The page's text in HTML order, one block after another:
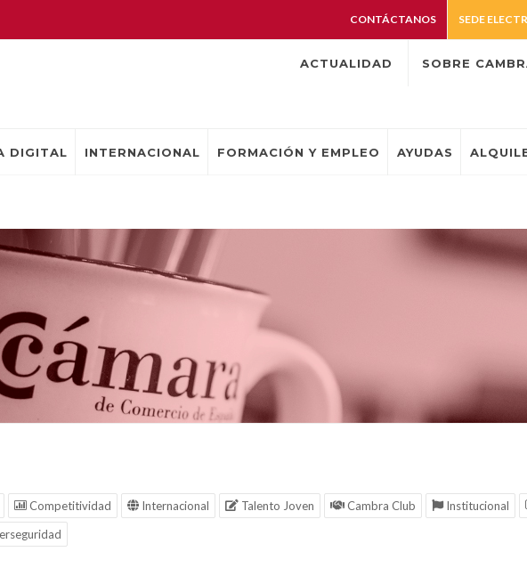
CONTÁCTANOS SEDE
ACTUALIDAD SOBRE
DIGITAL INTERNACIONAL FORMACIÓN Y EMPLEO AYUDAS
Competitividad Internacional Talento Joven Cambra Club Institucional